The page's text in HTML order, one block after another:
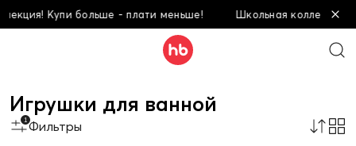
Купи больше - плати меньше! Школьная коллекция!
Игрушки для ванной
1 Фильтры